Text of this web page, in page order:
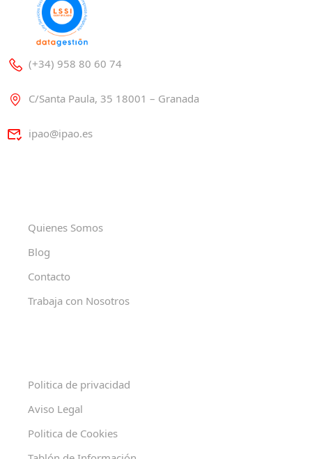
(+34) 958 80 60 74
C/Santa Paula, 35 18001 – Granada
ipao@ipao.es
Quienes Somos
Blog
Contacto
Trabaja con Nosotros
Politica de privacidad
Aviso Legal
Politica de Cookies